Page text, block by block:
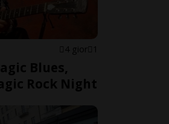
4 gior 1
Blues,
Rock Night